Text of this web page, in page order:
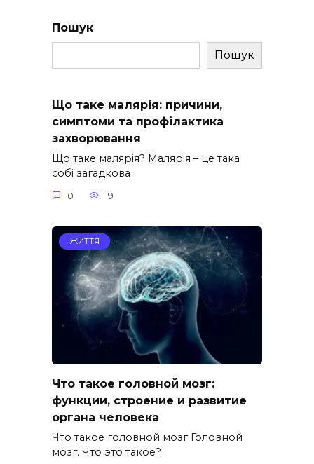
Пошук
Пошук
Що таке малярія: причини,
симптоми та профілактика
захворювання
Що таке малярія? Малярія – це така
собі загадкова
0 19
ЖИТТЯ
Что такое головной мозг:
функции, строение и развитие
органа человека
Что такое головной мозг Головной
мозг. Что это такое?